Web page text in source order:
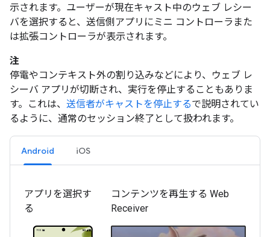
示されます。ユーザーが現在キャスト中のウェブ レシー
バを選択すると、送信側アプリにミニ コントローラまた
は拡張コントローラが表示されます。
注
停電やコンテキスト外の割り込みなどにより、ウェブ レ
シーバ アプリが切断され、実行を停止することもありま
す。これは、 送信者がキャストを停止するで説明されてい
るように、通常のセッション終了として扱われます。
Android iOS
アプリを選択す
る
コンテンツを再生する Web
Receiver